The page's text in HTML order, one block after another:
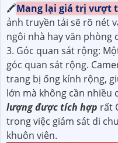
🖍Mang lại giá trị vượt
ảnh truyền tải sẽ rõ nét
ngôi nhà hay văn phòng
3. Góc quan sát rộng:
góc quan sát rộng.
trang bị ống kính rộng,
lớn mà không cần nhiều
lượng được tích hợp rất
trong việc giám sát di
khuôn viên.